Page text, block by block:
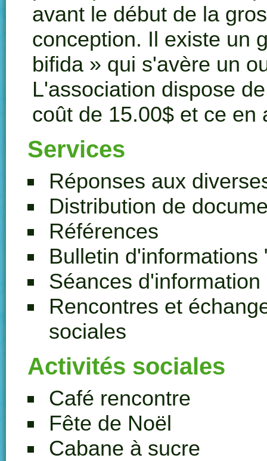
avant le début de la
conception. Il existe un
bifida » qui s'avère un
L'association dispose
coût de 15.00$ et ce en
Services
Réponses aux
Distribution de
Références
Bulletin
Séances d'information
Rencontres et
sociales
Activités sociales
Café rencontre
Fête de Noël
Cabane à sucre